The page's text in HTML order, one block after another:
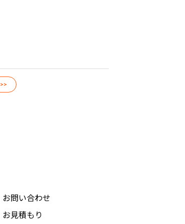
>>
お問い合わせ
お見積もり